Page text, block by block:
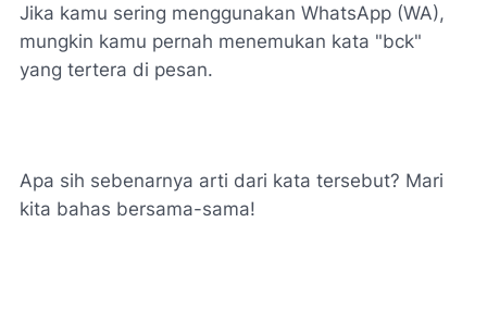
Jika kamu sering menggunakan WhatsApp (WA),
mungkin kamu pernah menemukan kata "bck"
yang tertera di pesan.
Apa sih sebenarnya arti dari kata tersebut? Mari
kita bahas bersama-sama!